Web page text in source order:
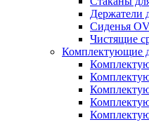
Держатели
Сиденья
Чистящие
Комплектующие